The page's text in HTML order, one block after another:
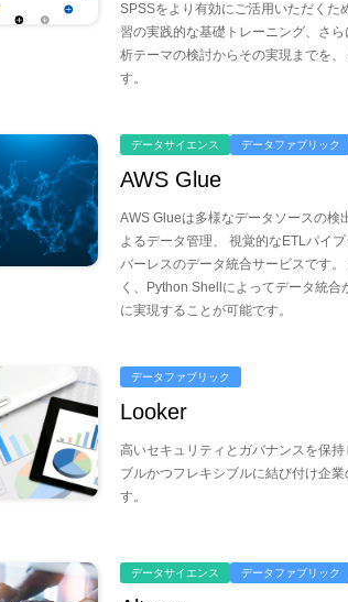
SPSSをより有効にご活用いただくた
習の実践的な基礎トレーニング、さ
析テーマの検討からその実現までを
す。
データサイエンス データファブリック
AWS Glue
AWS Glueは多様なデータソースの検
よるデータ管理、 視覚的なETLパイ
バーレスのデータ統合サービスです
く、Python Shellによってデータ統合
に実現することが可能です。
データファブリック
Looker
高いセキュリティとガバナンスを保
ブルかつフレキシブルに結び付け企
す。
データサイエンス データファブリック